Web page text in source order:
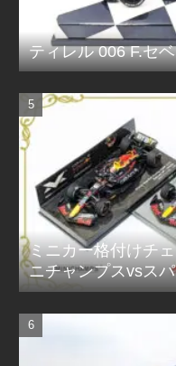
ティレル 006 F.セ
ミニカー格付けチ
ニチャンプスvsス